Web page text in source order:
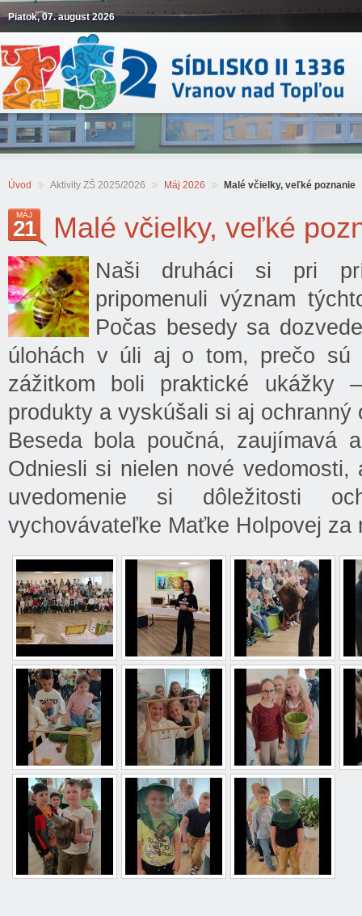
Piatok, 07. august 2026
Úvod Aktivity ZŠ 2025/2026 Máj 2026 Malé včielky, veľké poznanie
MÁJ
21 Malé včielky, veľké
Naši druháci si pri
pripomenuli význam
Počas besedy sa
úlohách v úli aj o tom, prečo sú
zážitkom boli praktické ukážky
produkty a vyskúšali si aj ochranný
Beseda bola poučná, zaujímavá
Odniesli si nielen nové
uvedomenie si dôležitosti
vychovávateľke Maťke Holpovej za